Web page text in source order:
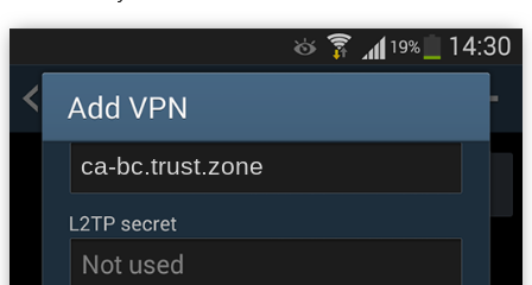
ca-bc.trust.zone